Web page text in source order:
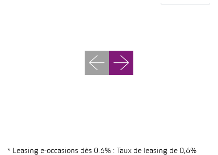
* Leasing e-occasions dès 0.6% : Taux de leasing de 0,6%